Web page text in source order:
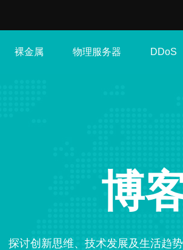
裸金属 物理服务器 DDoS
博
探讨创新思维、技术发展及生活趋